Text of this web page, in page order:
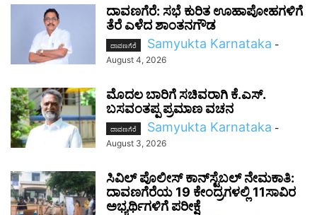
ದಾವಣಗೆರೆ: ಸಭೆ ಕುರಿತ ಊಹಾಪೋಹಗಳಿಗೆ
ತೆರೆ ಎಳೆದ ಶಾಂತನಗೌಡ
ದಾವಣಗೆರೆ Samyukta Karnataka -
August 4, 2026
ಮೊದಲ ಬಾರಿಗೆ ಸಚಿವರಾಗಿ ಕೆ.ಎಸ್.
ಬಸವಂತಪ್ಪ ಪ್ರಮಾಣ ವಚನ
ದಾವಣಗೆರೆ Samyukta Karnataka -
August 3, 2026
ಸಿವಿಲ್ ಪೊಲೀಸ್ ಕಾನ್‌ಸ್ಟೆಬಲ್ ನೇಮಕಾತಿ:
ದಾವಣಗೆರೆಯ 19 ಕೇಂದ್ರಗಳಲ್ಲಿ 11ಸಾವಿರ
ಅಭ್ಯರ್ಥಿಗಳಿಗೆ ಪರೀಕ್ಷೆ